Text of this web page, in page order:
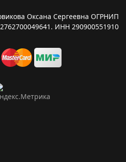
Оксана Сергеевна ОГРНИП
ИНН 290900551910